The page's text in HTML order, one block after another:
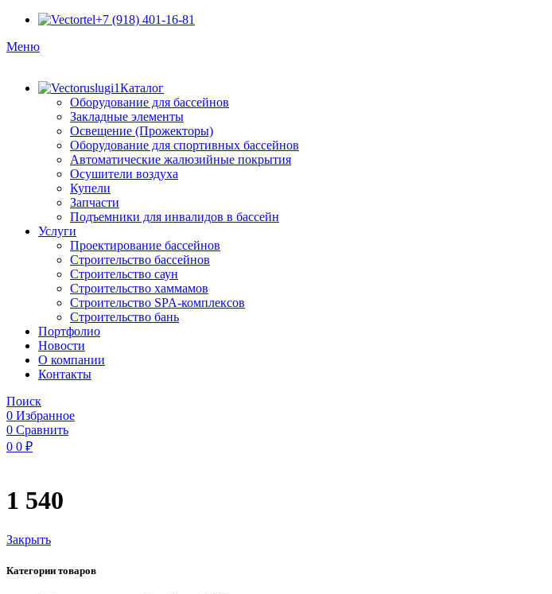
+7 (918) 401-16-81
Меню
Каталог
Оборудование для бассейнов
Закладные элементы
Освещение (Прожекторы)
Оборудование для спортивных бассейнов
Автоматические жалюзийные покрытия
Осушители воздуха
Купели
Запчасти
Подъемники для инвалидов в бассейн
Услуги
Проектирование бассейнов
Строительство бассейнов
Строительство саун
Строительство хаммамов
Строительство SPA-комплексов
Строительство бань
Портфолио
Новости
O компании
Контакты
Поиск
0 Избранное
0 Сравнить
0 0 ₽
1 540
Закрыть
Категории товаров